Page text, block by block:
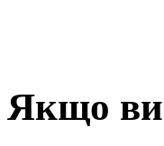
Якщо ви